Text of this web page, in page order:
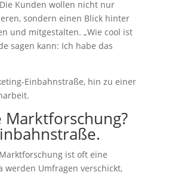
Kunden wollen nicht nur
sondern einen Blick hinter
und mitgestalten. „Wie cool ist
sagen kann: Ich habe das
Einbahnstraße, hin zu einer
Marktforschung?
ist oft eine
werden Umfragen verschickt,